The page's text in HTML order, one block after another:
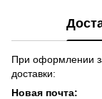
При оформлении
доставки:
Новая почта: